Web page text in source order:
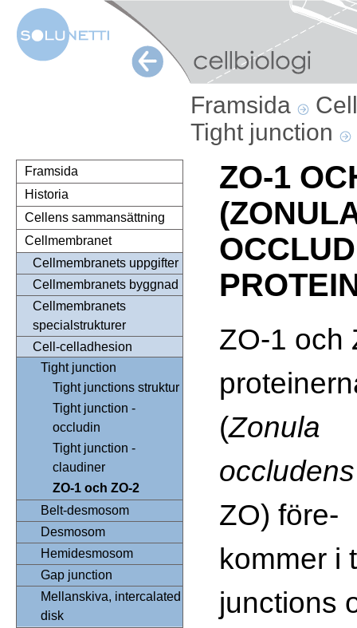
Framsida
Tight junction
Framsida
Historia
Cellens sammansättning
Cellmembranet
Cellmembranets uppgifter
Cellmembranets byggnad
Cellmembranets
specialstrukturer
Cell-celladhesion
Tight junction
Tight junctions struktur
Tight junction -
occludin
Tight junction -
claudiner
ZO-1 och ZO-2
Belt-desmosom
Desmosom
Hemidesmosom
Gap junction
Mellanskiva, intercalated
disk
ZO-1
ZO-1 och
(Zonula
occludens
ZO) före-
kommer i
junctions